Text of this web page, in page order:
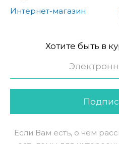
Интернет-магазин
Хотите быть в
Если Вам есть, о чем